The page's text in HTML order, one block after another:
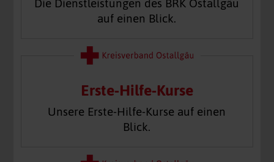
Die Dienstleistungen des BRK Ostallgäu
auf einen Blick.
Erste-Hilfe-Kurse
Unsere Erste-Hilfe-Kurse auf einen
Blick.